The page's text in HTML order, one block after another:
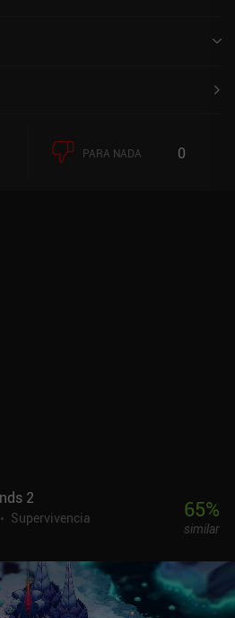
PARA NADA 0
2
Supervivencia
65%
similar